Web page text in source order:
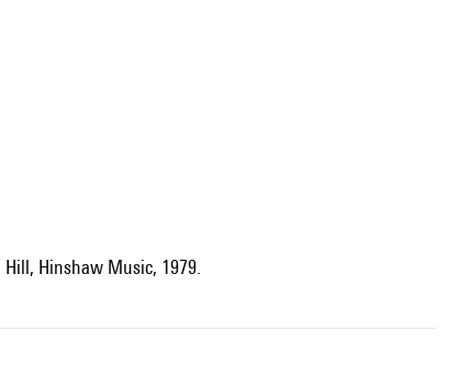
Hill, Hinshaw Music, 1979.